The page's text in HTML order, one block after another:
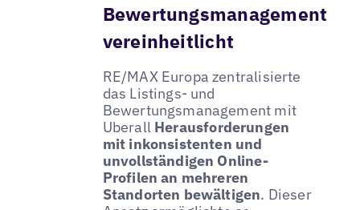
Bewertungsmanagement
vereinheitlicht
RE/MAX Europa zentralisierte
das Listings- und
Bewertungsmanagement mit
Uberall Herausforderungen
mit inkonsistenten und
unvollständigen Online-
Profilen an mehreren
Standorten bewältigen. Dieser